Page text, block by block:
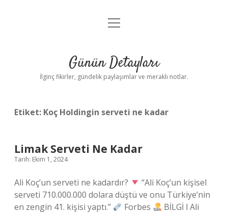
Gizlilik Politikası
Yasal Uyarı
menüyü
Günün Detayları
İlginç fikirler, gündelik paylaşımlar ve meraklı notlar.
Etiket: Koç Holdingin serveti ne kadar
Limak Serveti Ne Kadar
Tarih: Ekim 1, 2024
Ali Koç’un serveti ne kadardır?
“Ali Koç’un kişisel
serveti 710.000.000 dolara düştü ve onu Türkiye’nin
en zengin 41. kişisi yaptı.”
Forbes
BİLGİ l Ali